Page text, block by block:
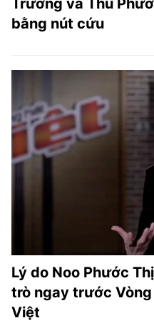
Trường và Thu
bằng nút cứu
Lý do Noo Phước
trò ngay trước
Việt